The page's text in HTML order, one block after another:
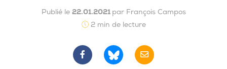
Publié le 22.01.2021 par François Campos
2 min de lecture